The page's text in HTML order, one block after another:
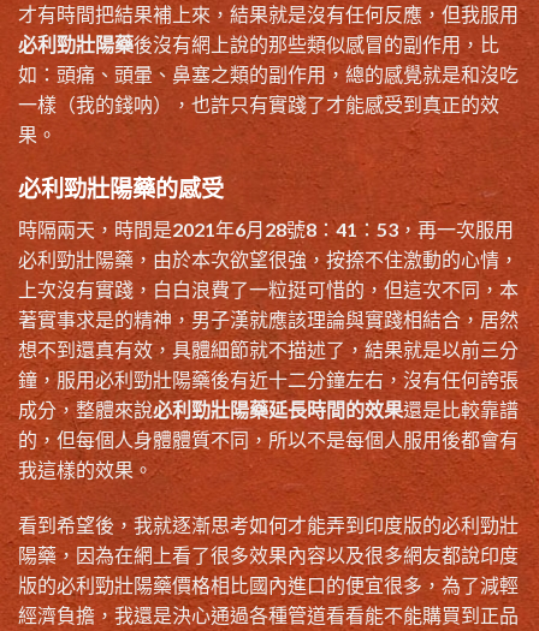
才有時間把結果補上來，結果就是沒有任何反應，但我服用
必利勁壯陽藥後沒有網上說的那些類似感冒的副作用，比
如：頭痛、頭暈、鼻塞之類的副作用，總的感覺就是和沒吃
一樣（我的錢呐），也許只有實踐了才能感受到真正的效
果。
必利勁壯陽藥的感受
時隔兩天，時間是2021年6月28號8：41：53，再一次服用
必利勁壯陽藥，由於本次欲望很強，按捺不住激動的心情，
上次沒有實踐，白白浪費了一粒挺可惜的，但這次不同，本
著實事求是的精神，男子漢就應該理論與實踐相結合，居然
想不到還真有效，具體細節就不描述了，結果就是以前三分
鐘，服用必利勁壯陽藥後有近十二分鐘左右，沒有任何誇張
成分，整體來說必利勁壯陽藥延長時間的效果還是比較靠譜
的，但每個人身體體質不同，所以不是每個人服用後都會有
我這樣的效果。
看到希望後，我就逐漸思考如何才能弄到印度版的必利勁壯
陽藥，因為在網上看了很多效果內容以及很多網友都說印度
版的必利勁壯陽藥價格相比國內進口的便宜很多，為了減輕
經濟負擔，我還是決心通過各種管道看看能不能購買到正品